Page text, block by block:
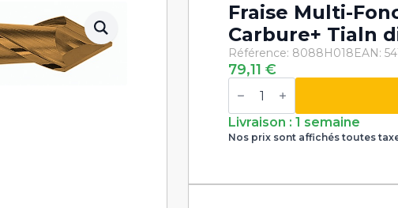
Fraise Multi-
Carbure+ Tialn
Référence: 8088H018EAN:
79,11€
quantité
de
Multi-
Fonctions
Multi-
Carbure+
Livraison : 1 semaine
Nos prix sont affichés toutes